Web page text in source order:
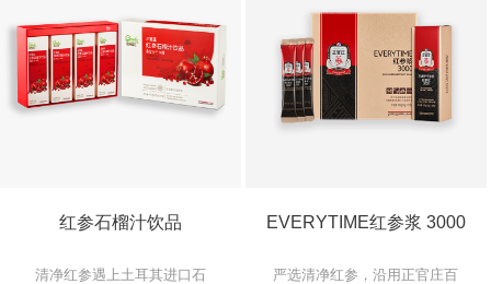
红参石榴汁饮品
清净红参遇上土耳其进口石
EVERYTIME红参浆 3000
严选清净红参，沿用正官庄百